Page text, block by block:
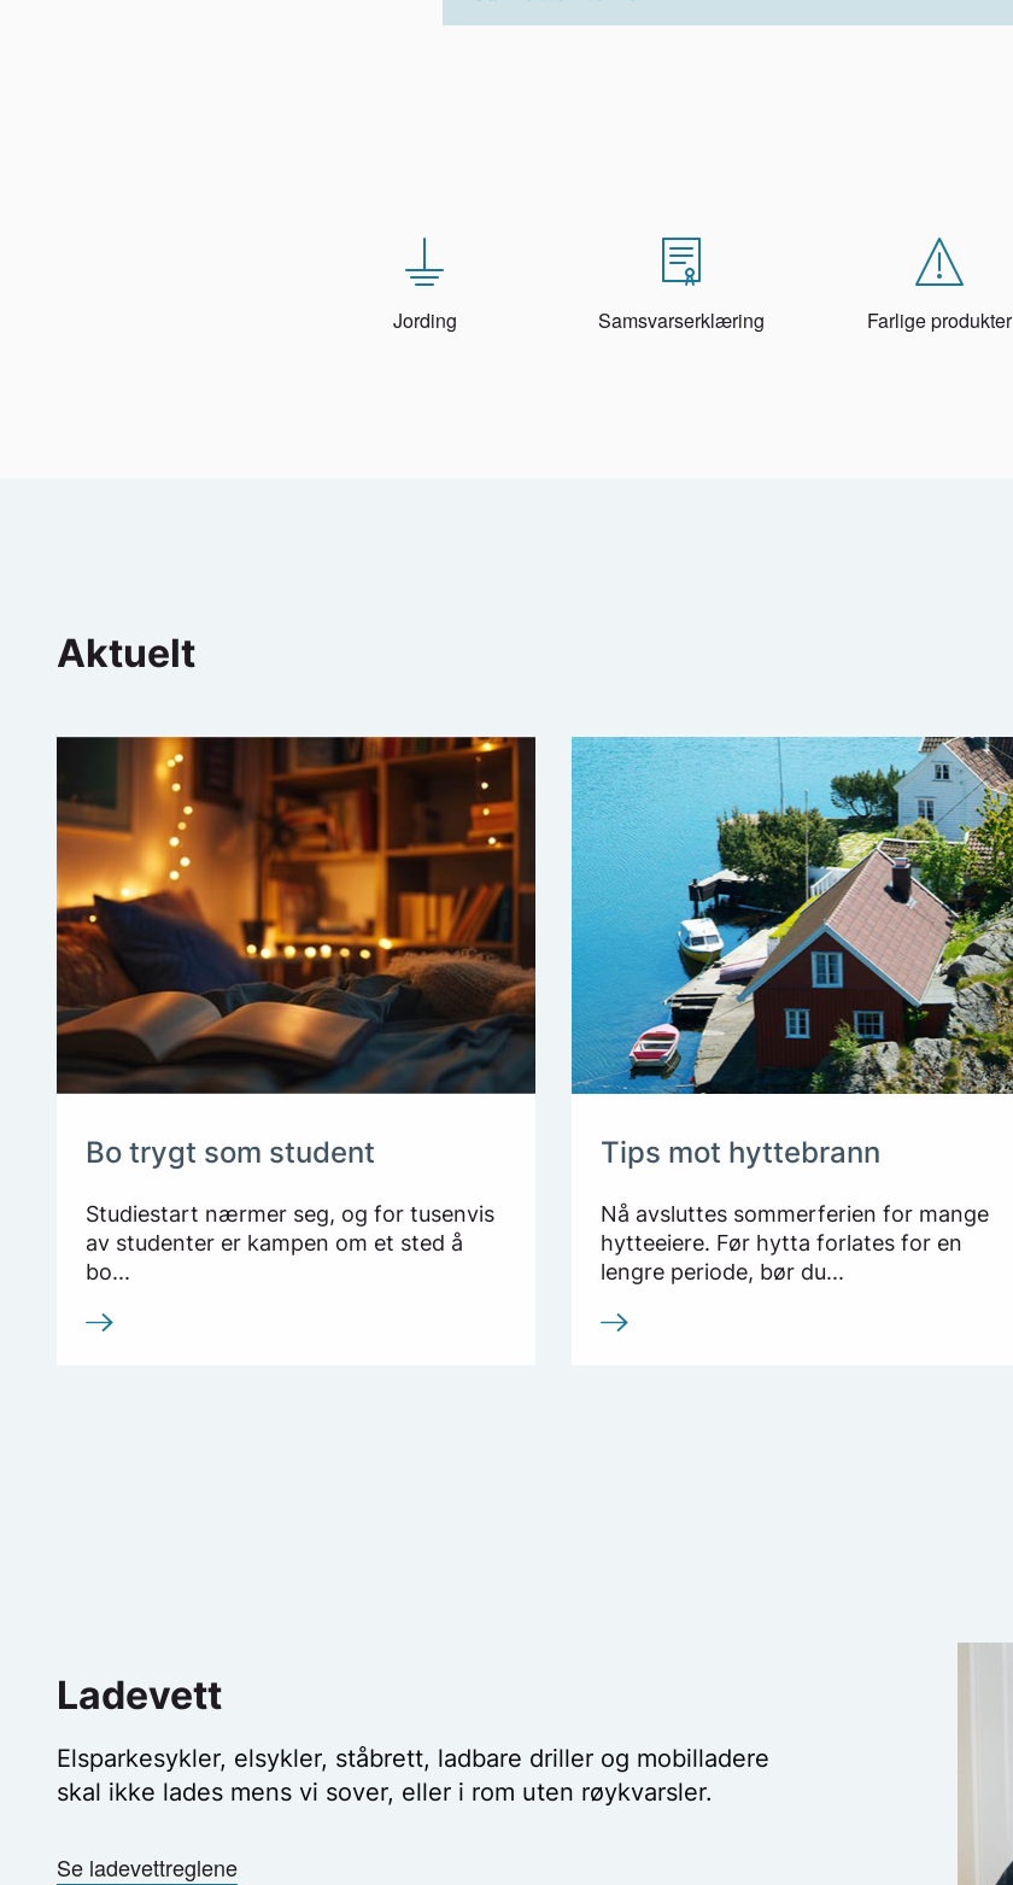
Jording Samsvarserklæring Farlige produkter
Aktuelt
Bo trygt som student
Studiestart nærmer seg, og for tusenvis
av studenter er kampen om et sted å
bo...
Tips mot hyttebrann
Nå avsluttes sommerferien for mange
hytteeiere. Før hytta forlates for en
lengre periode, bør du...
Ladevett
Elsparkesykler, elsykler, ståbrett, ladbare driller og mobilladere
skal ikke lades mens vi sover, eller i rom uten røykvarsler.
Se ladevettreglene